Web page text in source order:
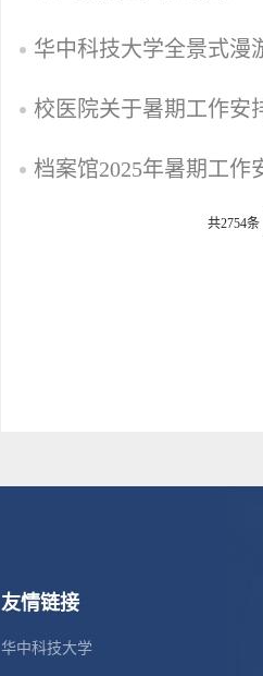
华中科技大学全景式漫
校医院关于暑期工作安
档案馆2025年暑期工作
共2754条
友情链接
华中科技大学